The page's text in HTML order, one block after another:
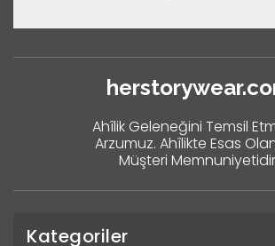
Ahîlik Geleneğini Temsil
Arzumuz. Ahîlikte Esas
Müşteri
Kategoriler